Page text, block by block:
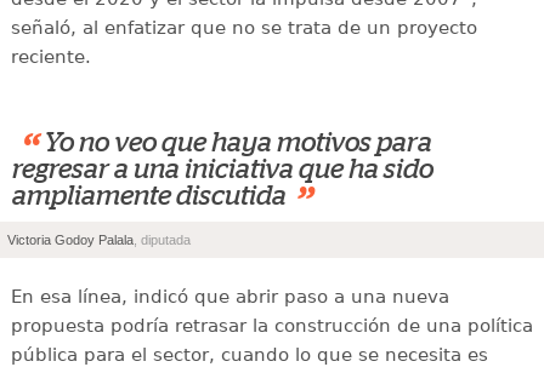
señaló, al enfatizar que no se trata de un proyecto
reciente.
“ Yo no veo que haya motivos para
regresar a una iniciativa que ha sido
ampliamente discutida ”
Victoria Godoy Palala , diputada
En esa línea, indicó que abrir paso a una nueva
propuesta podría retrasar la construcción de una política
pública para el sector, cuando lo que se necesita es